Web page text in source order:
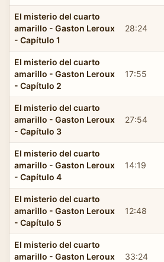
El misterio del cuarto
amarillo - Gaston Leroux
- Capítulo 1
28:24
El misterio del cuarto
amarillo - Gaston Leroux
- Capítulo 2
17:55
El misterio del cuarto
amarillo - Gaston Leroux
- Capítulo 3
27:54
El misterio del cuarto
amarillo - Gaston Leroux
- Capítulo 4
14:19
El misterio del cuarto
amarillo - Gaston Leroux
- Capítulo 5
12:48
El misterio del cuarto
amarillo - Gaston Leroux
33:24